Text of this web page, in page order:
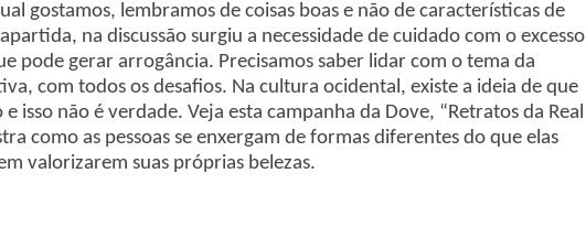
gostamos, lembramos de coisas boas e não de características de
na discussão surgiu a necessidade de cuidado com o excesso
pode gerar arrogância. Precisamos saber lidar com o tema da
com todos os desafios. Na cultura ocidental, existe a ideia de que
isso não é verdade. Veja esta campanha da Dove, “Retratos da Real
como as pessoas se enxergam de formas diferentes do que elas
valorizarem suas próprias belezas.